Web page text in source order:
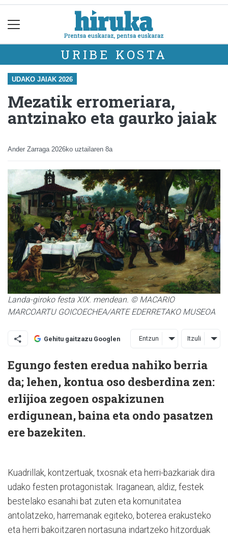
URIBE KOSTA
UDAKO JAIAK 2026
Mezatik erromeriara,
antzinako eta gaurko jaiak
Ander Zarraga 2026ko uztailaren 8a
Landa-giroko festa XIX. mendean. © MACARIO
MARCOARTU GOICOECHEA/ARTE EDERRETAKO MUSEOA
Gehitu gaitzazu Googlen Entzun Itzuli
Egungo festen eredua nahiko berria
da; lehen, kontua oso desberdina zen:
erlijioa zegoen ospakizunen
erdigunean, baina eta ondo pasatzen
ere bazekiten.
Kuadrillak, kontzertuak, txosnak eta herri-bazkariak dira
udako festen protagonistak. Iraganean, aldiz, festek
bestelako esanahi bat zuten eta komunitatea
antolatzeko, harremanak egiteko, boterea erakusteko
eta herri bakoitzaren nortasuna indartzeko hitzorduak